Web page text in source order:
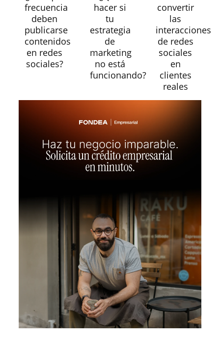
frecuencia
deben
publicarse
contenidos
en redes
sociales?
hacer si
tu
estrategia
de
marketing
no está
funcionando?
convertir
las
interacciones
de redes
sociales
en
clientes
reales